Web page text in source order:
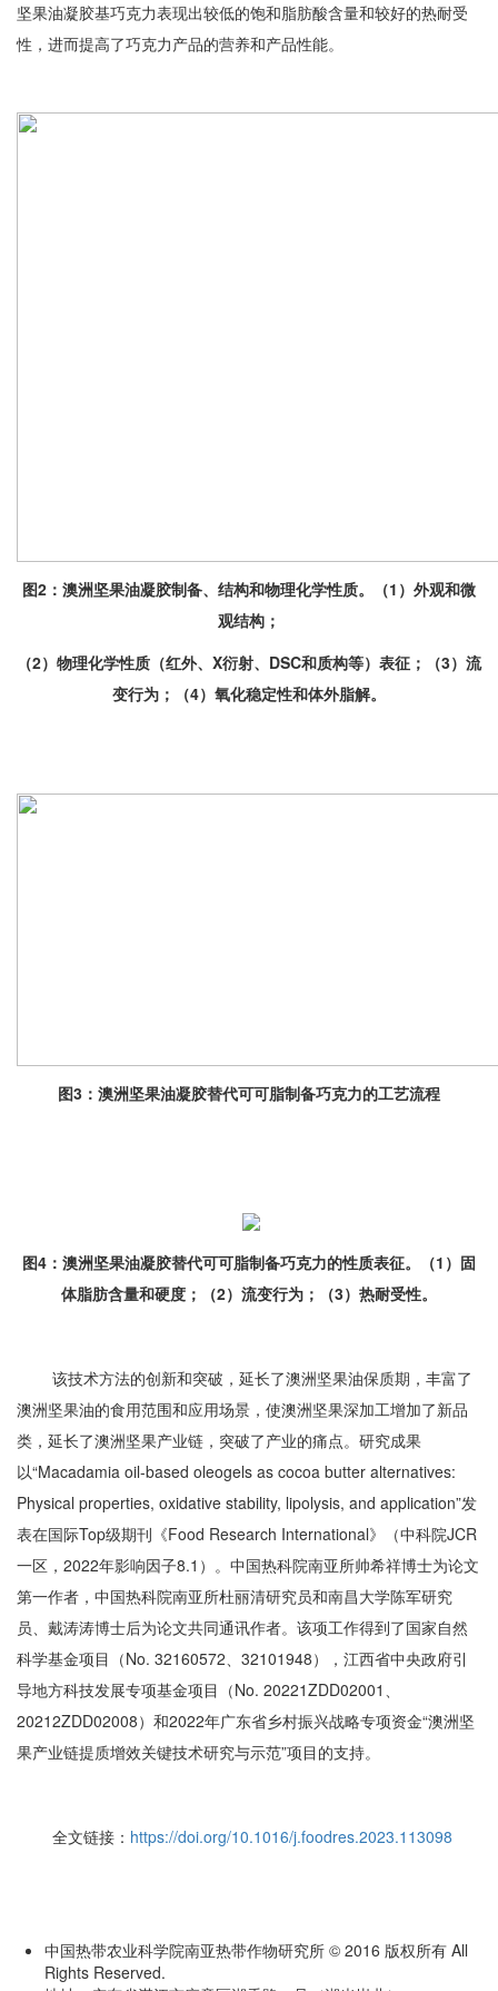
坚果油凝胶基巧克力表现出较低的饱和脂肪酸含量和较好的热耐受
性，进而提高了巧克力产品的营养和产品性能。
图2：澳洲坚果油凝胶制备、结构和物理化学性质。（1）外观和微
观结构；
（2）物理化学性质（红外、X衍射、DSC和质构等）表征；
（3）流
变行为；（4）氧化稳定性和体外脂解。
图3：澳洲坚果油凝胶替代可可脂制备巧克力的工艺流程
图4：澳洲坚果油凝胶替代可可脂制备巧克力的性质表征。（1）固
体脂肪含量和硬度；（2）流变行为；（3）热耐受性。
该技术方法的创新和突破，延长了澳洲坚果油保质期，丰富了
澳洲坚果油的食用范围和应用场景，使澳洲坚果深加工增加了新品
类，延长了澳洲坚果产业链，突破了产业的痛点。研究成果
以“Macadamia oil-based oleogels as cocoa butter alternatives:
Physical properties, oxidative stability, lipolysis, and application”发
表在国际Top级期刊《Food Research International》（中科院JCR
一区，2022年影响因子8.1）。中国热科院南亚所帅希祥博士为论文
第一作者，中国热科院南亚所杜丽清研究员和南昌大学陈军研究
员、戴涛涛博士后为论文共同通讯作者。该项工作得到了国家自然
科学基金项目（No. 32160572、32101948），江西省中央政府引
导地方科技发展专项基金项目（No. 20221ZDD02001、
20212ZDD02008）和2022年广东省乡村振兴战略专项资金“澳洲坚
果产业链提质增效关键技术研究与示范”项目的支持。
全文链接： https://doi.org/10.1016/j.foodres.2023.113098
中国热带农业科学院南亚热带作物研究所 © 2016 版权所有 All
Rights Reserved.